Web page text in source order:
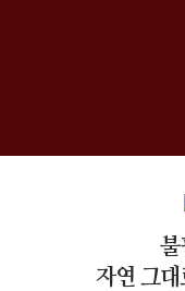
불
자연 그